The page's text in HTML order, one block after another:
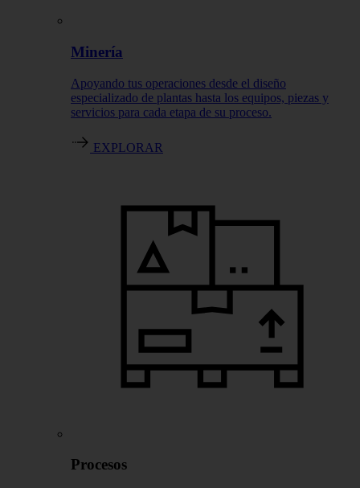
Minería
Apoyando tus operaciones desde el diseño
especializado de plantas hasta los equipos, piezas y
servicios para cada etapa de su proceso.
EXPLORAR
Procesos